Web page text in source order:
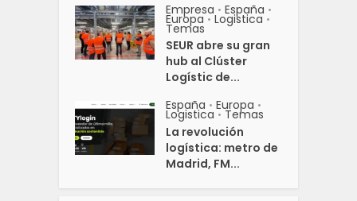
Empresa • España •
Europa • Logistica •
Temas
SEUR abre su gran
hub al Clúster
Logístic de...
España • Europa •
Logistica • Temas
La revolución
logística: metro de
Madrid, FM...